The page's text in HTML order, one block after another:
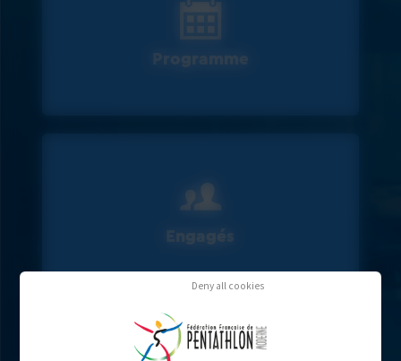
Programme
Engagés
Deny all cookies